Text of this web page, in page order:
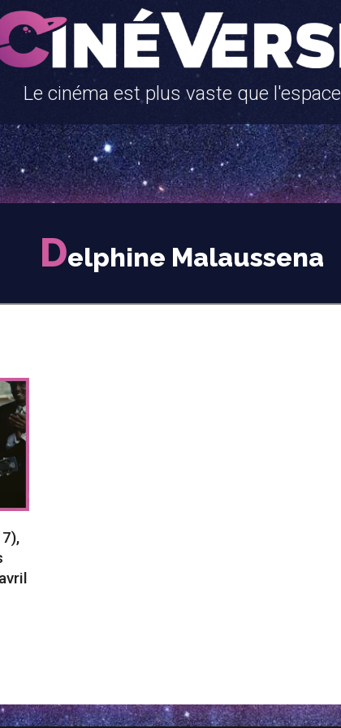
Le cinéma est plus vaste que l'espace
Delphine Malaussena